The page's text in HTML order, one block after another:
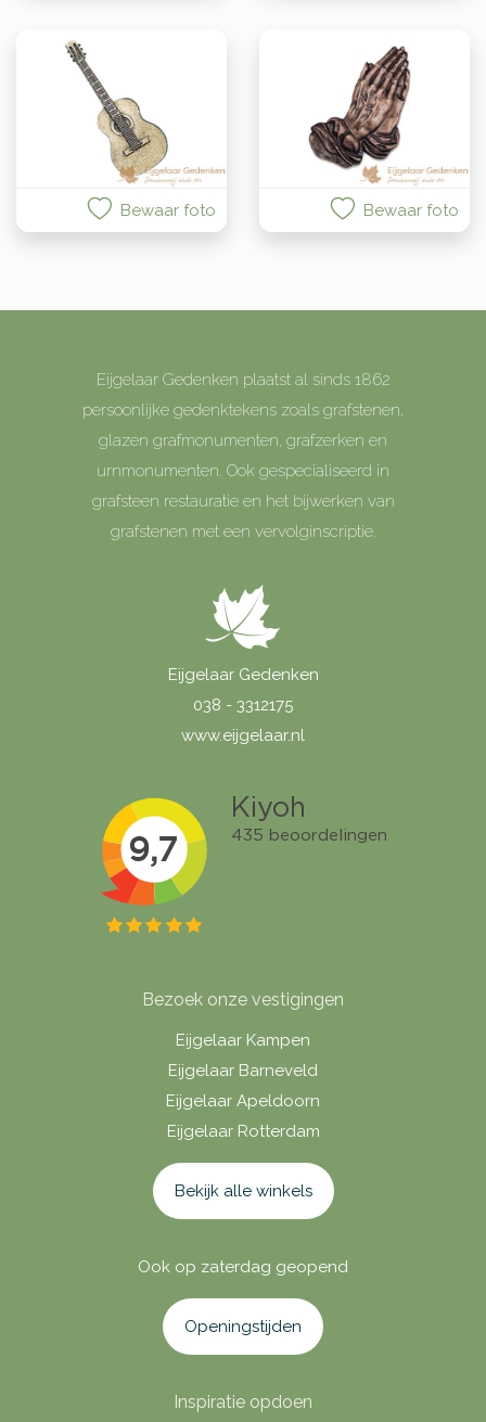
Bewaar foto Bewaar foto
Eijgelaar Gedenken plaatst al sinds 1862
persoonlijke gedenktekens zoals grafstenen,
glazen grafmonumenten, grafzerken en
urnmonumenten. Ook gespecialiseerd in
grafsteen restauratie en het bijwerken van
grafstenen met een vervolginscriptie.
Eijgelaar Gedenken
038 - 3312175
www.eijgelaar.nl
Bezoek onze vestigingen
Eijgelaar Kampen
Eijgelaar Barneveld
Eijgelaar Apeldoorn
Eijgelaar Rotterdam
Bekijk alle winkels
Ook op zaterdag geopend
Openingstijden
Inspiratie opdoen